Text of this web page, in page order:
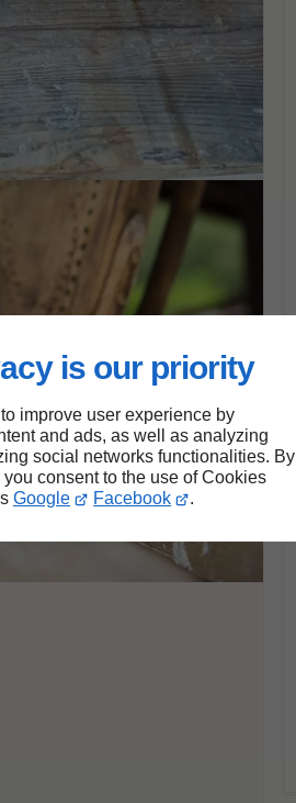
is our priority
improve user experience by
and ads, as well as analyzing
social networks functionalities. By
consent to the use of Cookies
Google Facebook .